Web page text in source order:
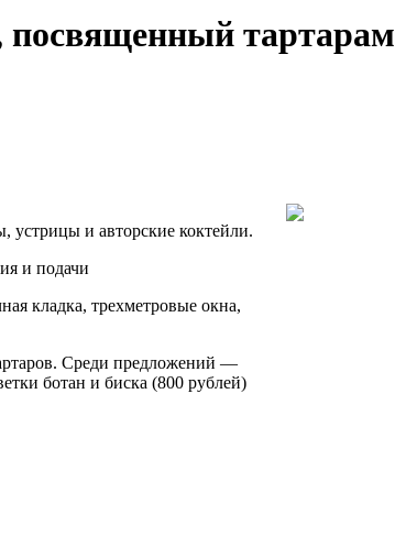
посвященный тартарам
и авторские коктейли.
и подачи
кладка, трехметровые окна,
Среди предложений —
ботан и биска (800 рублей)